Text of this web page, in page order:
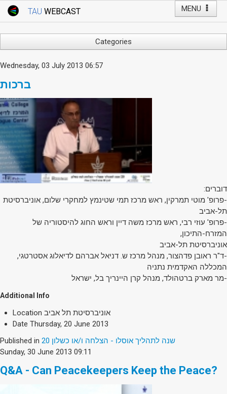
MENU
TAU WEBCAST
Webcast: Courses
Events
Live Webcast
TAU General Events
Faculty Events
YouTube Channel
Categories
Business & Management
Computers
Education
Faculty Events
Faculty of Law
History
Humanities
Lecture Series
Live Webcast
Medicine & Life Sciences
Society & Politics
Wednesday, 03 July 2013 06:57
ברכות
דוברים:
-פרופ' מוטי תמרקין, ראש מרכז תמי שטינמץ למחקרי שלום, אוניברסיטת
תל-אביב
-פרופ' עוזי רבי, ראש מרכז משה דיין וראש החוג להיסטוריה של
המזרח-התיכון,
אוניברסיטת תל-אביב
-ד"ר ראובן פדהצור, מנהל מרכז ש. דניאל אברהם לדיאלוג אסטרטגי,
המכללה האקדמית נתניה
-מר מארק ברטהולד, מנהל קרן היינריך בל, ישראל
Additional Info
Location אוניברסיטת תל אביב
Date Thursday, 20 June 2013
Published in
20 שנה לתהליך אוסלו - הצלחה ו/או כשלון
Sunday, 30 June 2013 09:11
Q&A - Can Peacekeepers Keep the Peace?